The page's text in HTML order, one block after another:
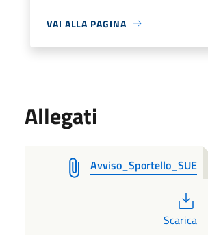
VAI ALLA PAGINA
Allegati
Avviso_Sportello_SUE
Scarica